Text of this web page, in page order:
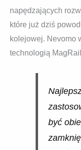
napędzających
które już dziś
kolejowej. Nevomo
technologią
być